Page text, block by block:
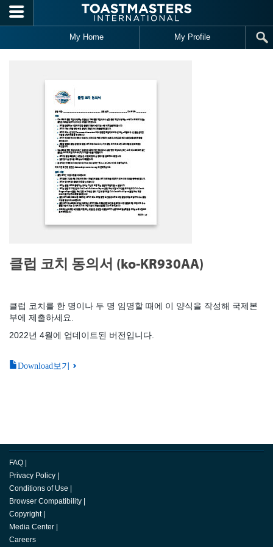
Skip to main content
My Home My Profile
클럽 코치 동의서 (ko-KR930AA)
클럽 코치를 한 명이나 두 명 임명할 때에 이 양식을 작성해 국제본
부에 제출하세요.
2022년 4월에 업데이트된 버전입니다.
Download보기
FAQ
Privacy Policy
Conditions of Use
Browser Compatibility
Copyright
Media Center
Careers